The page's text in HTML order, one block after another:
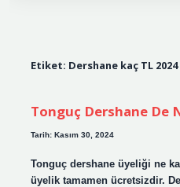
Etiket: Dershane kaç TL 2024
Tonguç Dershane De
Tarih: Kasım 30, 2024
Tonguç dershane üyeliği ne
üyelik tamamen ücretsizdir.